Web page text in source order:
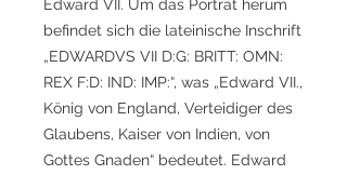
Edward VII. Um das Porträt herum
befindet sich die lateinische Inschrift
„EDWARDVS VII D:G: BRITT: OMN:
REX F:D: IND: IMP:“, was „Edward VII.,
König von England, Verteidiger des
Glaubens, Kaiser von Indien, von
Gottes Gnaden“ bedeutet. Edward